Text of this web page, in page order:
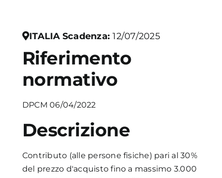
ITALIA Scadenza:12/07/2025
Riferimento
normativo
DPCM 06/04/2022
Descrizione
Contributo (alle persone fisiche) pari al 30%
del prezzo d'acquisto fino a massimo 3.000